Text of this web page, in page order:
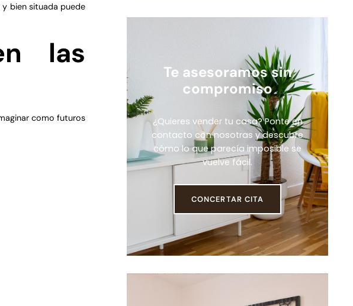
bien situada puede
las
como futuros
Te asesoramos sin
compromiso
¿Quieres vender tu casa? Ponte en
contacto con nosotras y descubre
cómo lo que parecía imposible se
vuelve fácil.
CONCERTAR CITA